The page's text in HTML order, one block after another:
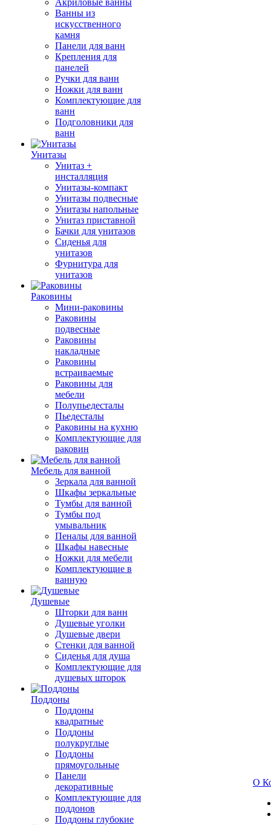
Акриловые ванны
Ванны из
искусственного
камня
Панели для ванн
Крепления для
панелей
Ручки для ванн
Ножки для ванн
Комплектующие для
ванн
Подголовники для
ванн
Унитазы
Унитаз +
инсталляция
Унитазы-компакт
Унитазы подвесные
Унитазы напольные
Унитаз приставной
Бачки для унитазов
Сиденья для
унитазов
Фурнитура для
унитазов
Раковины
Мини-раковины
Раковины
подвесные
Раковины
накладные
Раковины
встраиваемые
Раковины для
мебели
Полупьедесталы
Пьедесталы
Раковины на кухню
Комплектующие для
раковин
Мебель для ванной
Зеркала для ванной
Шкафы зеркальные
Тумбы для ванной
Тумбы под
умывальник
Пеналы для ванной
Шкафы навесные
Ножки для мебели
Комплектующие в
ванную
Душевые
Шторки для ванн
Душевые уголки
Душевые двери
Стенки для ванной
Сиденья для душа
Комплектующие для
душевых шторок
Поддоны
Поддоны
квадратные
Поддоны
полукруглые
Поддоны
прямоугольные
Панели
декоративные
Комплектующие для
поддонов
Поддоны глубокие
О